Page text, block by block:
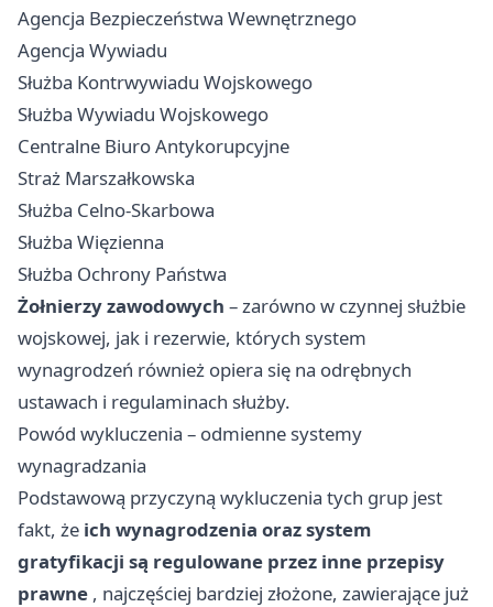
Agencja Bezpieczeństwa Wewnętrznego
Agencja Wywiadu
Służba Kontrwywiadu Wojskowego
Służba Wywiadu Wojskowego
Centralne Biuro Antykorupcyjne
Straż Marszałkowska
Służba Celno-Skarbowa
Służba Więzienna
Służba Ochrony Państwa
Żołnierzy zawodowych – zarówno w czynnej służbie
wojskowej, jak i rezerwie, których system
wynagrodzeń również opiera się na odrębnych
ustawach i regulaminach służby.
Powód wykluczenia – odmienne systemy
wynagradzania
Podstawową przyczyną wykluczenia tych grup jest
fakt, że ich wynagrodzenia oraz system
gratyfikacji są regulowane przez inne przepisy
prawne , najczęściej bardziej złożone, zawierające już